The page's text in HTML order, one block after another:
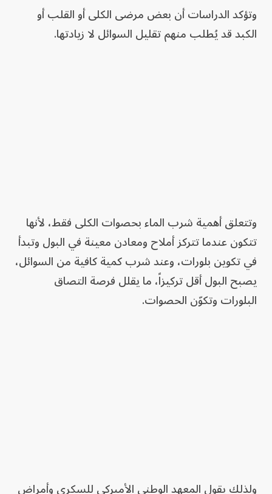
وتؤكد الدراسات أن بعض مرضى الكلى أو القلب أو
الكبد قد يُطلب منهم تقليل السوائل لا زيادتها.
وتتعلق أهمية شرب الماء بحصوات الكلى فقط، لأنها
تتكون عندما تتركز أملاح ومعادن معينة في البول وتبدأ
في تكوين بلورات، وعند شرب كمية كافية من السوائل،
يصبح البول أقل تركيزاً، ما يقلل فرصة التصاق
البلورات وتكوّن الحصوات.
ولذلك يقول المعهد الوطني الأميركي للسكري وأمراض